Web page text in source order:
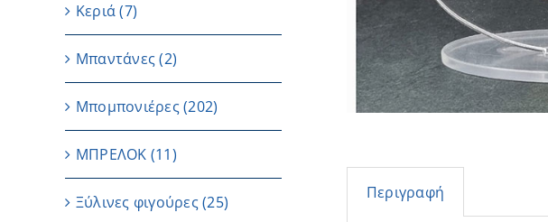
Περιγραφή
Κεριά (7)
Μπαντάνες (2)
Μπομπονιέρες(202)
ΜΠΡΕΛΟΚ (11)
Ξύλινες φιγούρες(25)